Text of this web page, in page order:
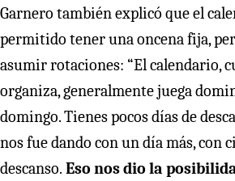
Garnero también explicó que el
permitido tener una oncena fija,
asumir rotaciones: “El calendario,
organiza, generalmente juega
domingo. Tienes pocos días de
nos fue dando con un día más, con
descanso. Eso nos dio la